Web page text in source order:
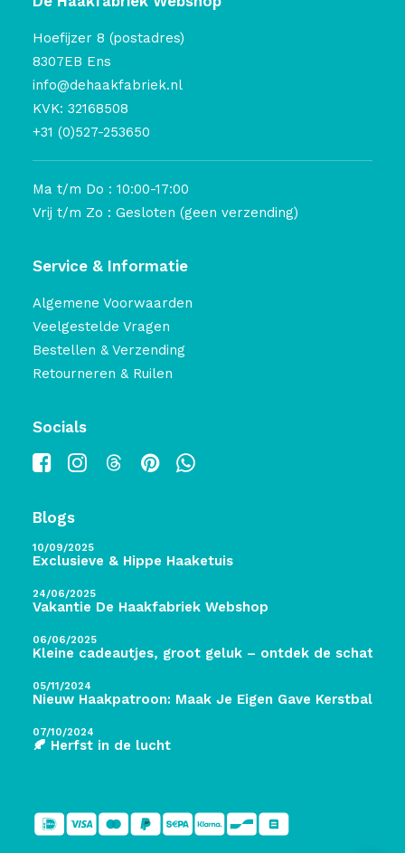
Hoefijzer 8 (postadres)
8307EB Ens
info@dehaakfabriek.nl
KVK: 32168508
+31 (0)527-253650
Ma t/m Do : 10:00-17:00
Vrij t/m Zo : Gesloten (geen verzending)
Service & Informatie
Algemene Voorwaarden
Veelgestelde Vragen
Bestellen & Verzending
Retourneren & Ruilen
Socials
Blogs
10/09/2025
Exclusieve & Hippe Haaketuis
24/06/2025
Vakantie De Haakfabriek Webshop
06/06/2025
Kleine cadeautjes, groot geluk – ontdek de schatten
05/11/2024
Nieuw Haakpatroon: Maak Je Eigen Gave Kerstballen!
07/10/2024
🍂 Herfst in de lucht